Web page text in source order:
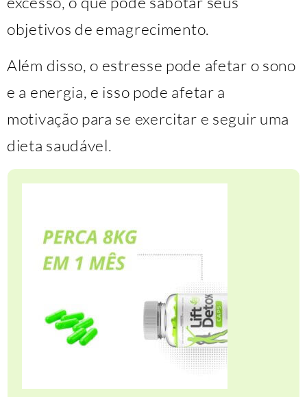
objetivos de emagrecimento.
Além disso, o estresse pode afetar o sono
e a energia, e isso pode afetar a
motivação para se exercitar e seguir uma
dieta saudável.